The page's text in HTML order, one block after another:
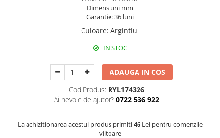
Markere permanente
Markere pe baza de vopsea
Markere pentru whiteboard si
Evidentiatoare si markere
Dimensiuni mm
Garantie: 36 luni
Culoare: Argintiu
IN STOC
ADAUGA IN COS
Cod Produs: RYL174326
Ai nevoie de ajutor? 0722 536 922
La achizitionarea acestui produs primiti46Lei pentru comenzile
viitoare